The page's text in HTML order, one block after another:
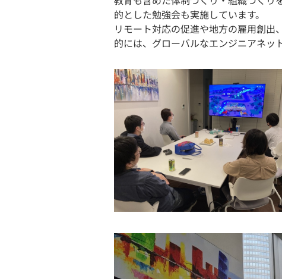
的とした勉強会も実施しています。
リモート対応の促進や地方の雇用創
的には、グローバルなエンジニアネッ